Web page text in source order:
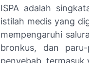
ISPA adalah
istilah medis yang
mempengaruhi
bronkus, dan
penyebab, termasuk